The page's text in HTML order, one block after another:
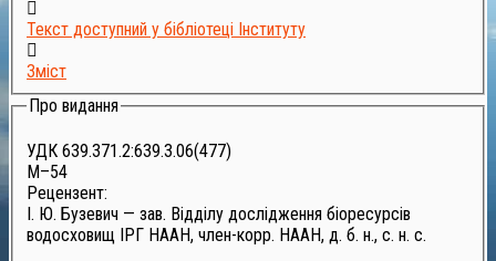
Текст доступний у бібліотеці Інституту
Зміст
Про видання
УДК 639.371.2:639.3.06(477)
М–54
Рецензент:
І. Ю. Бузевич — зав. Відділу дослідження біоресурсів
водосховищ ІРГ НААН, член-корр. НААН, д. б. н., с. н. с.